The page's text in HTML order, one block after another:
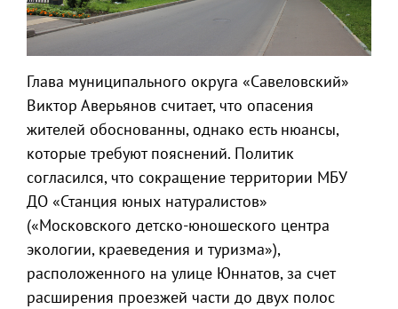
Глава муниципального округа «Савеловский»
Виктор Аверьянов считает, что опасения
жителей обоснованны, однако есть нюансы,
которые требуют пояснений. Политик
согласился, что сокращение территории МБУ
ДО «Станция юных натуралистов»
(«Московского детско-юношеского центра
экологии, краеведения и туризма»),
расположенного на улице Юннатов, за счет
расширения проезжей части до двух полос